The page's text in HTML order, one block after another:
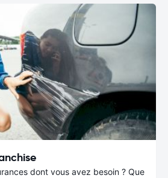
dont vous avez besoin ? Que